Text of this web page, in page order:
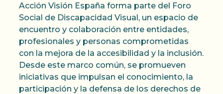
Acción Visión España forma parte del Foro
Social de Discapacidad Visual, un espacio de
encuentro y colaboración entre entidades,
profesionales y personas comprometidas
con la mejora de la accesibilidad y la inclusión.
Desde este marco común, se promueven
iniciativas que impulsan el conocimiento, la
participación y la defensa de los derechos de